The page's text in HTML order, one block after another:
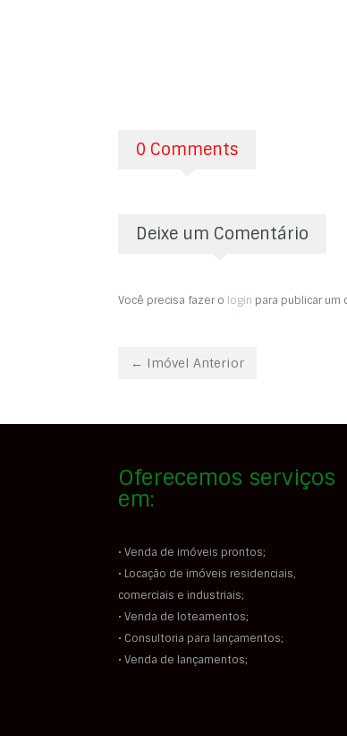
0 Comments
Deixe um Comentário
Você precisa fazer o login para publicar um
← Imóvel Anterior
Oferecemos serviços
em:
• Venda de imóveis prontos;
• Locação de imóveis residenciais,
comerciais e industriais;
• Venda de loteamentos;
• Consultoria para lançamentos;
• Venda de lançamentos;